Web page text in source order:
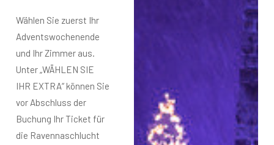
Wählen Sie zuerst Ihr
Adventswochenende
und Ihr Zimmer aus.
Unter „WÄHLEN SIE
IHR EXTRA“ können Sie
vor Abschluss der
Buchung Ihr Ticket für
die Ravennaschlucht